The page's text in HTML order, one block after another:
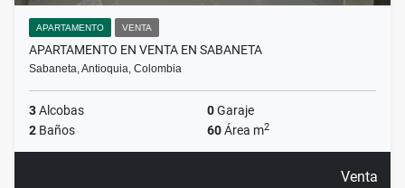
APARTAMENTO VENTA
APARTAMENTO EN VENTA EN SABANETA
Sabaneta, Antioquia, Colombia
3Alcobas 0Garaje
2 Baños 60Área m2
Venta